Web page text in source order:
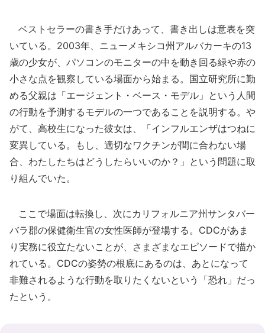
ベストセラーの書き手だけあって、書き出しは意表を突
いている。2003年、ニューメキシコ州アルバカーキの13
歳の少女が、パソコンのモニターの中を動き回る緑や赤の
小さな点を観察している場面から始まる。国立研究所に勤
める父親は「エージェント・ベース・モデル」という人間
の行動を予測するモデルの一つであることを説明する。や
がて、高校生になった彼女は、「インフルエンザはつねに
変異している。もし、適切なワクチンが間に合わない場
合、わたしたちはどうしたらいいのか？」という問題に取
り組んでいた。
ここで場面は転換し、次にカリフォルニア州サンタバー
バラ郡の保健衛生官の女性医師が登場する。CDCがあま
り実務に役立たないことが、さまざまなエピソードで描か
れている。CDCの姿勢の根底にあるのは、あとになって
非難されるような行動を取りたくないという「恐れ」だっ
たという。